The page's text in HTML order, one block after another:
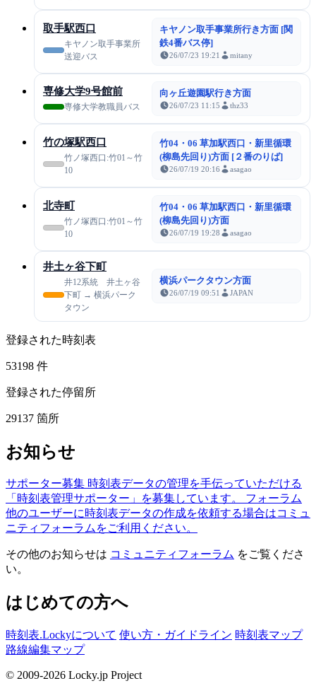
取手駅西口
キヤノン取手事業所
送迎バス
キヤノン取手事業所行き方面 [関
鉄4番バス停]
26/07/23 19:21 mitany
専修大学9号館前
専修大学教職員バス
向ヶ丘遊園駅行き方面
26/07/23 11:15 thz33
竹の塚駅西口
竹ノ塚西口:竹01～竹
10
竹04・06 草加駅西口・新里循環
(柳島先回り)方面 [２番のりば]
26/07/19 20:16 asagao
北寺町
竹ノ塚西口:竹01～竹
10
竹04・06 草加駅西口・新里循環
(柳島先回り)方面
26/07/19 19:28 asagao
井土ヶ谷下町
井12系統 井土ヶ谷
下町 → 横浜パーク
タウン
横浜パークタウン方面
26/07/19 09:51 JAPAN
登録された時刻表
53198 件
登録された停留所
29137 箇所
お知らせ
サポーター募集 時刻表データの管理を手伝っていただける
「時刻表管理サポーター」を募集しています。
フォーラム
他のユーザーに時刻表データの作成を依頼する場合はコミュ
ニティフォーラムをご利用ください。
その他のお知らせは コミュニティフォーラム をご覧くださ
い。
はじめての方へ
時刻表.Lockyについて 使い方・ガイドライン 時刻表マップ
路線編集マップ
© 2009-2026 Locky.jp Project